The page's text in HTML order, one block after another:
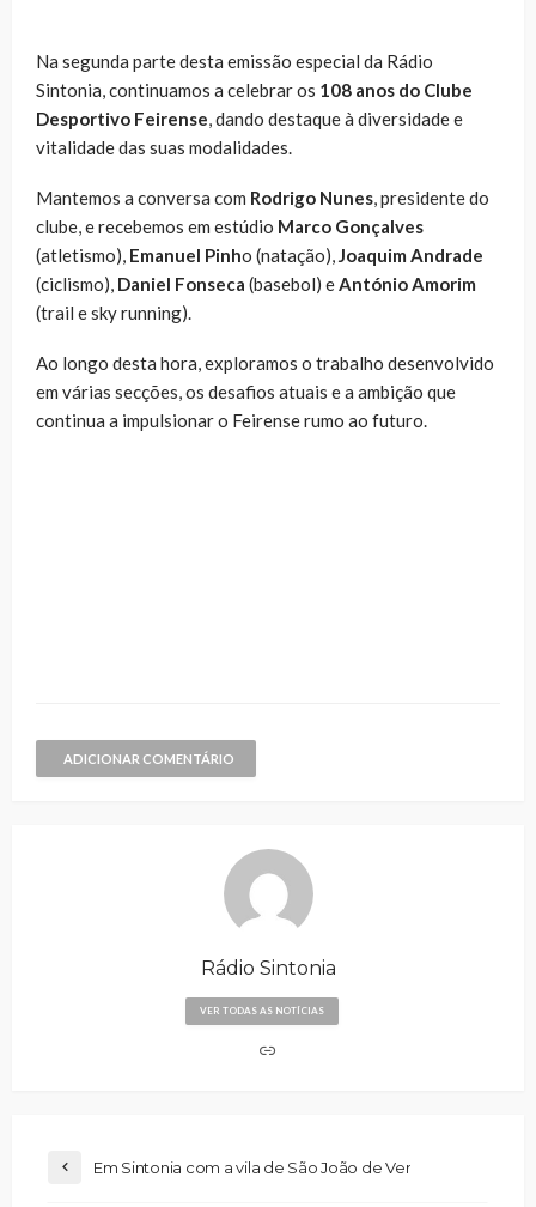
Na segunda parte desta emissão especial da Rádio
Sintonia, continuamos a celebrar os 108 anos do Clube
Desportivo Feirense, dando destaque à diversidade e
vitalidade das suas modalidades.
Mantemos a conversa com Rodrigo Nunes, presidente do
clube, e recebemos em estúdio Marco Gonçalves
(atletismo), Emanuel Pinho (natação),Joaquim Andrade
(ciclismo), Daniel Fonseca (basebol) eAntónio Amorim
(trail e sky running).
Ao longo desta hora, exploramos o trabalho desenvolvido
em várias secções, os desafios atuais e a ambição que
continua a impulsionar o Feirense rumo ao futuro.
ADICIONAR COMENTÁRIO
Rádio Sintonia
VER TODAS AS NOTÍCIAS
Em Sintonia com a vila de São João de Ver